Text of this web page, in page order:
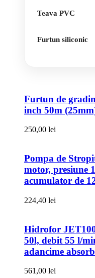
Teava PVC
Furtun siliconic
Furtun de
inch 50m
250,00 lei
Pompa de
motor, presiune
acumulator de
224,40 lei
Hidrofor
50l, debit 55 l/
adancime
561,00 lei